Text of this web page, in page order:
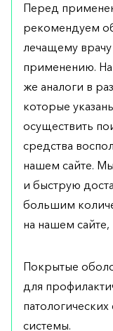
Перед
рекомендуем
лечащему
применению. На
же аналоги в
которые
осуществить
средства
нашем сайте.
и быструю
большим
на нашем сайте,
Покрытые
для
системы.